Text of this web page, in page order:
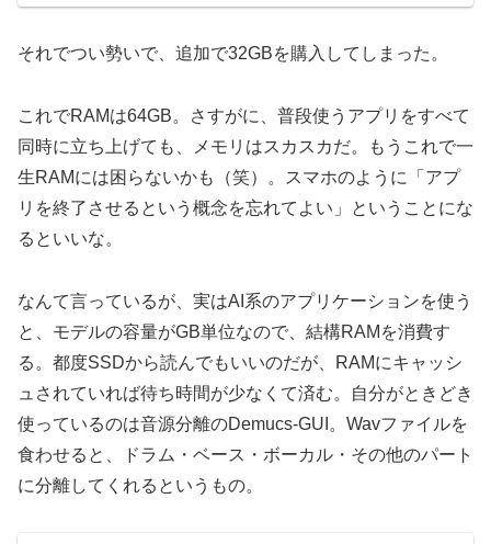
それでつい勢いで、追加で32GBを購入してしまった。
これでRAMは64GB。さすがに、普段使うアプリをすべて
同時に立ち上げても、メモリはスカスカだ。もうこれで一
生RAMには困らないかも（笑）。スマホのように「アプ
リを終了させるという概念を忘れてよい」ということにな
るといいな。
なんて言っているが、実はAI系のアプリケーションを使う
と、モデルの容量がGB単位なので、結構RAMを消費す
る。都度SSDから読んでもいいのだが、RAMにキャッシ
ュされていれば待ち時間が少なくて済む。自分がときどき
使っているのは音源分離のDemucs-GUI。Wavファイルを
食わせると、ドラム・ベース・ボーカル・その他のパート
に分離してくれるというもの。